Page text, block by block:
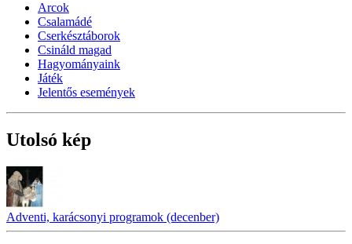
Arcok
Csalamádé
Cserkésztáborok
Csináld magad
Hagyományaink
Játék
Jelentős események
Utolsó kép
Adventi, karácsonyi programok (decenber)